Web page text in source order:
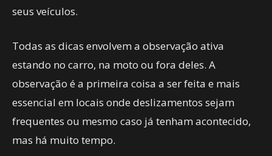
seus veículos.
Todas as dicas envolvem a observação ativa
estando no carro, na moto ou fora deles. A
observação é a primeira coisa a ser feita e mais
essencial em locais onde deslizamentos sejam
frequentes ou mesmo caso já tenham acontecido,
mas há muito tempo.